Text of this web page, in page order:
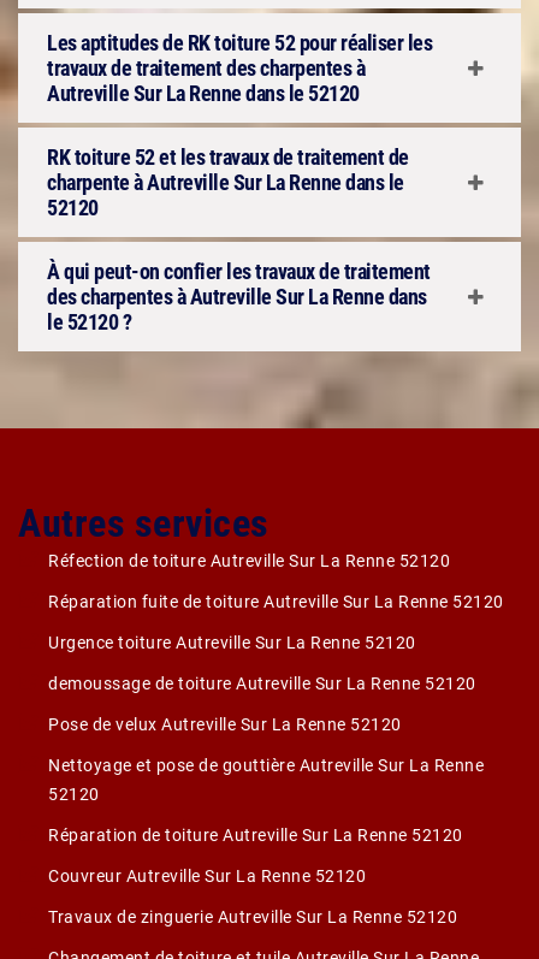
Les aptitudes de RK toiture 52 pour réaliser les
travaux de traitement des charpentes à
Autreville Sur La Renne dans le 52120
RK toiture 52 et les travaux de traitement de
charpente à Autreville Sur La Renne dans le
52120
À qui peut-on confier les travaux de traitement
des charpentes à Autreville Sur La Renne dans
le 52120 ?
Autres services
Réfection de toiture Autreville Sur La Renne 52120
Réparation fuite de toiture Autreville Sur La Renne 52120
Urgence toiture Autreville Sur La Renne 52120
demoussage de toiture Autreville Sur La Renne 52120
Pose de velux Autreville Sur La Renne 52120
Nettoyage et pose de gouttière Autreville Sur La Renne
52120
Réparation de toiture Autreville Sur La Renne 52120
Couvreur Autreville Sur La Renne 52120
Travaux de zinguerie Autreville Sur La Renne 52120